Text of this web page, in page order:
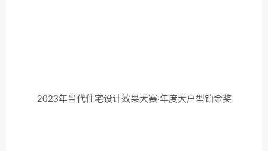
2023年当代住宅设计效果大赛·年度大户型铂金奖